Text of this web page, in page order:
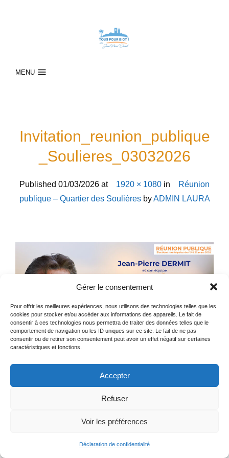
Gérer le consentement
Pour offrir les meilleures expériences, nous utilisons des technologies telles que les
cookies pour stocker et/ou accéder aux informations des appareils. Le fait de
consentir à ces technologies nous permettra de traiter des données telles que le
comportement de navigation ou les ID uniques sur ce site. Le fait de ne pas
consentir ou de retirer son consentement peut avoir un effet négatif sur certaines
caractéristiques et fonctions.
Accepter
Refuser
Voir les préférences
Déclaration de confidentialité
MENU
Invitation_reunion_publique
_Soulieres_03032026
Published 01/03/2026 at 1920 × 1080 in
Réunion
publique – Quartier des SoulièresbyADMIN LAURA
Mentions Légales © Elite WebDev